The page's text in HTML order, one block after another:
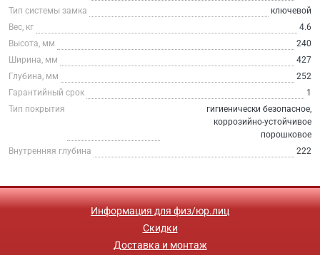
Тип системы замка
ключевой
Вес, кг
4.6
Высота, мм
240
Ширина, мм
427
Глубина, мм
252
Гарантийный срок
1
Тип покрытия
гигиенически безопасное,
коррозийно-устойчивое
порошковое
Внутренняя глубина
222
Информация для физ/юр.лиц
Скидки
Доставка и монтаж